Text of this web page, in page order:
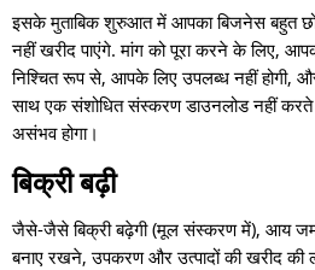
इसके मुताबिक शुरुआत में आपका बिजनेस बहुत
नहीं खरीद पाएंगे. मांग को पूरा करने के लिए,
निश्चित रूप से, आपके लिए उपलब्ध नहीं
साथ एक संशोधित संस्करण डाउनलोड नहीं
असंभव होगा।
बिक्री बढ़ी
जैसे-जैसे बिक्री बढ़ेगी (मूल संस्करण में), आय जमा
बनाए रखने, उपकरण और उत्पादों की खरीद